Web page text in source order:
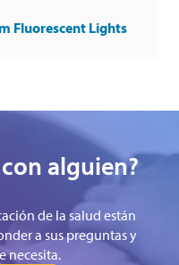
Fluorescent Lights
alguien?
de la salud están
a sus preguntas y
necesita.